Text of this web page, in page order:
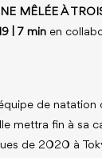
MÊLÉE À
| 7 minen
de natation
mettra fin à sa
de 2020 à